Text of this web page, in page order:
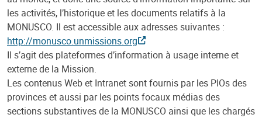
les activités, l’historique et les documents relatifs à la
MONUSCO. Il est accessible aux adresses suivantes :
http://monusco.unmissions.org
Il s’agit des plateformes d’information à usage interne et
externe de la Mission.
Les contenus Web et Intranet sont fournis par les PIOs des
provinces et aussi par les points focaux médias des
sections substantives de la MONUSCO ainsi que les chargés